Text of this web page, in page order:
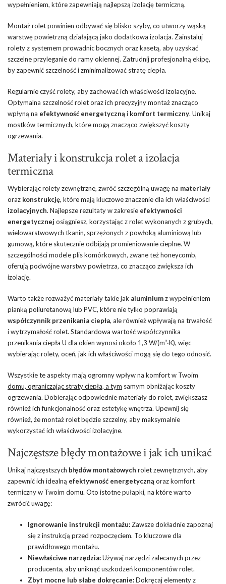
wypełnieniem, które zapewniają najlepszą izolację termiczną.
Montaż rolet powinien odbywać się blisko szyby, co utworzy wąską
warstwę powietrzną działającą jako dodatkowa izolacja. Zainstaluj
rolety z systemem prowadnic bocznych oraz kasetą, aby uzyskać
szczelne przyleganie do ramy okiennej. Zatrudnij profesjonalną ekipę,
by zapewnić szczelność i zminimalizować stratę ciepła.
Regularnie czyść rolety, aby zachować ich właściwości izolacyjne.
Optymalna szczelność rolet oraz ich precyzyjny montaż znacząco
wpłyną na efektywność energetyczną i komfort termiczny. Unikaj
mostków termicznych, które mogą znacząco zwiększyć koszty
ogrzewania.
Materiały i konstrukcja rolet a izolacja
termiczna
Wybierając rolety zewnętrzne, zwróć szczególną uwagę na materiały
oraz konstrukcję, które mają kluczowe znaczenie dla ich właściwości
izolacyjnych. Najlepsze rezultaty w zakresie efektywności
energetycznej osiągniesz, korzystając z rolet wykonanych z grubych,
wielowarstwowych tkanin, sprzężonych z powłoką aluminiową lub
gumową, które skutecznie odbijają promieniowanie cieplne. W
szczególności modele plis komórkowych, zwane też honeycomb,
oferują podwójne warstwy powietrza, co znacząco zwiększa ich
izolację.
Warto także rozważyć materiały takie jak aluminiumz wypełnieniem
pianką poliuretanową lub PVC, które nie tylko poprawiają
współczynnik przenikania ciepła, ale również wpływają na trwałość
i wytrzymałość rolet. Standardowa wartość współczynnika
przenikania ciepła U dla okien wynosi około 1,3 W/(m²·K), więc
wybierając rolety, oceń, jak ich właściwości mogą się do tego odnosić.
Wszystkie te aspekty mają ogromny wpływ na komfort w Twoim
domu, ograniczając straty ciepła, a tym samym obniżając koszty
ogrzewania. Dobierając odpowiednie materiały do rolet, zwiększasz
również ich funkcjonalność oraz estetykę wnętrza. Upewnij się
również, że montaż rolet będzie szczelny, aby maksymalnie
wykorzystać ich właściwości izolacyjne.
Najczęstsze błędy montażowe i jak ich unikać
Unikaj najczęstszych błędów montażowych rolet zewnętrznych, aby
zapewnić ich idealną efektywność energetyczną oraz komfort
termiczny w Twoim domu. Oto istotne pułapki, na które warto
zwrócić uwagę:
Ignorowanie instrukcji montażu: Zawsze dokładnie zapoznaj
się z instrukcją przed rozpoczęciem. To kluczowe dla
prawidłowego montażu.
Niewłaściwe narzędzia:Używaj narzędzi zalecanych przez
producenta, aby uniknąć uszkodzeń komponentów rolet.
Zbyt mocne lub słabe dokręcanie:Dokręcaj elementy z